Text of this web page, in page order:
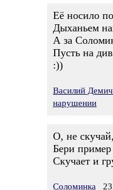
Её носило
Дыханьем
А за
Пусть на
:))
Василий
нарушении
О, не
Бери
Скучает и
Соломинка